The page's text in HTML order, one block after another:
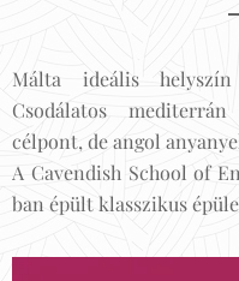
Málta ideális
Csodálatos
célpont, de angol
A Cavendish School of
ban épült klasszikus